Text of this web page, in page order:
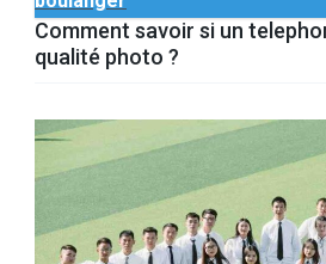
Comment savoir si un
qualité photo ?